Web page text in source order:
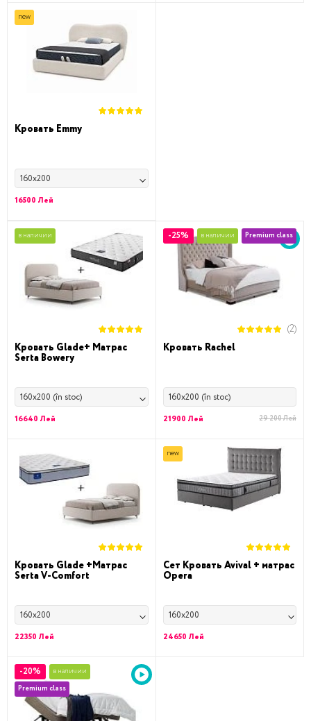
new
Кровать Emmy
160x200
16500 Лей
в наличии
Кровать Glade+ Матрас
Serta Bowery
160x200 (în stoc)
16640 Лей
-25% в наличии Premium class
(2)
Кровать Rachel
160x200 (în stoc)
21900 Лей 29 200 Лей
Кровать Glade +Матрас
Serta V-Comfort
160x200
22350 Лей
new
Сет Кровать Avival + матрас
Opera
160x200
24650 Лей
-20%
в наличии
Premium class